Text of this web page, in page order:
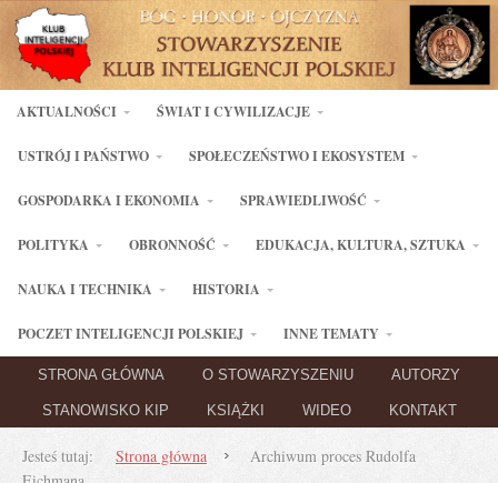
AKTUALNOŚCI ŚWIAT I CYWILIZACJE
USTRÓJ I PAŃSTWO SPOŁECZEŃSTWO I EKOSYSTEM
GOSPODARKA I EKONOMIA SPRAWIEDLIWOŚĆ
POLITYKA OBRONNOŚĆ EDUKACJA, KULTURA, SZTUKA
NAUKA I TECHNIKA HISTORIA
POCZET INTELIGENCJI POLSKIEJ INNE TEMATY
STRONA GŁÓWNA O STOWARZYSZENIU AUTORZY
STANOWISKO KIP KSIĄŻKI WIDEO KONTAKT
Jesteś tutaj: Strona główna
Archiwum proces Rudolfa